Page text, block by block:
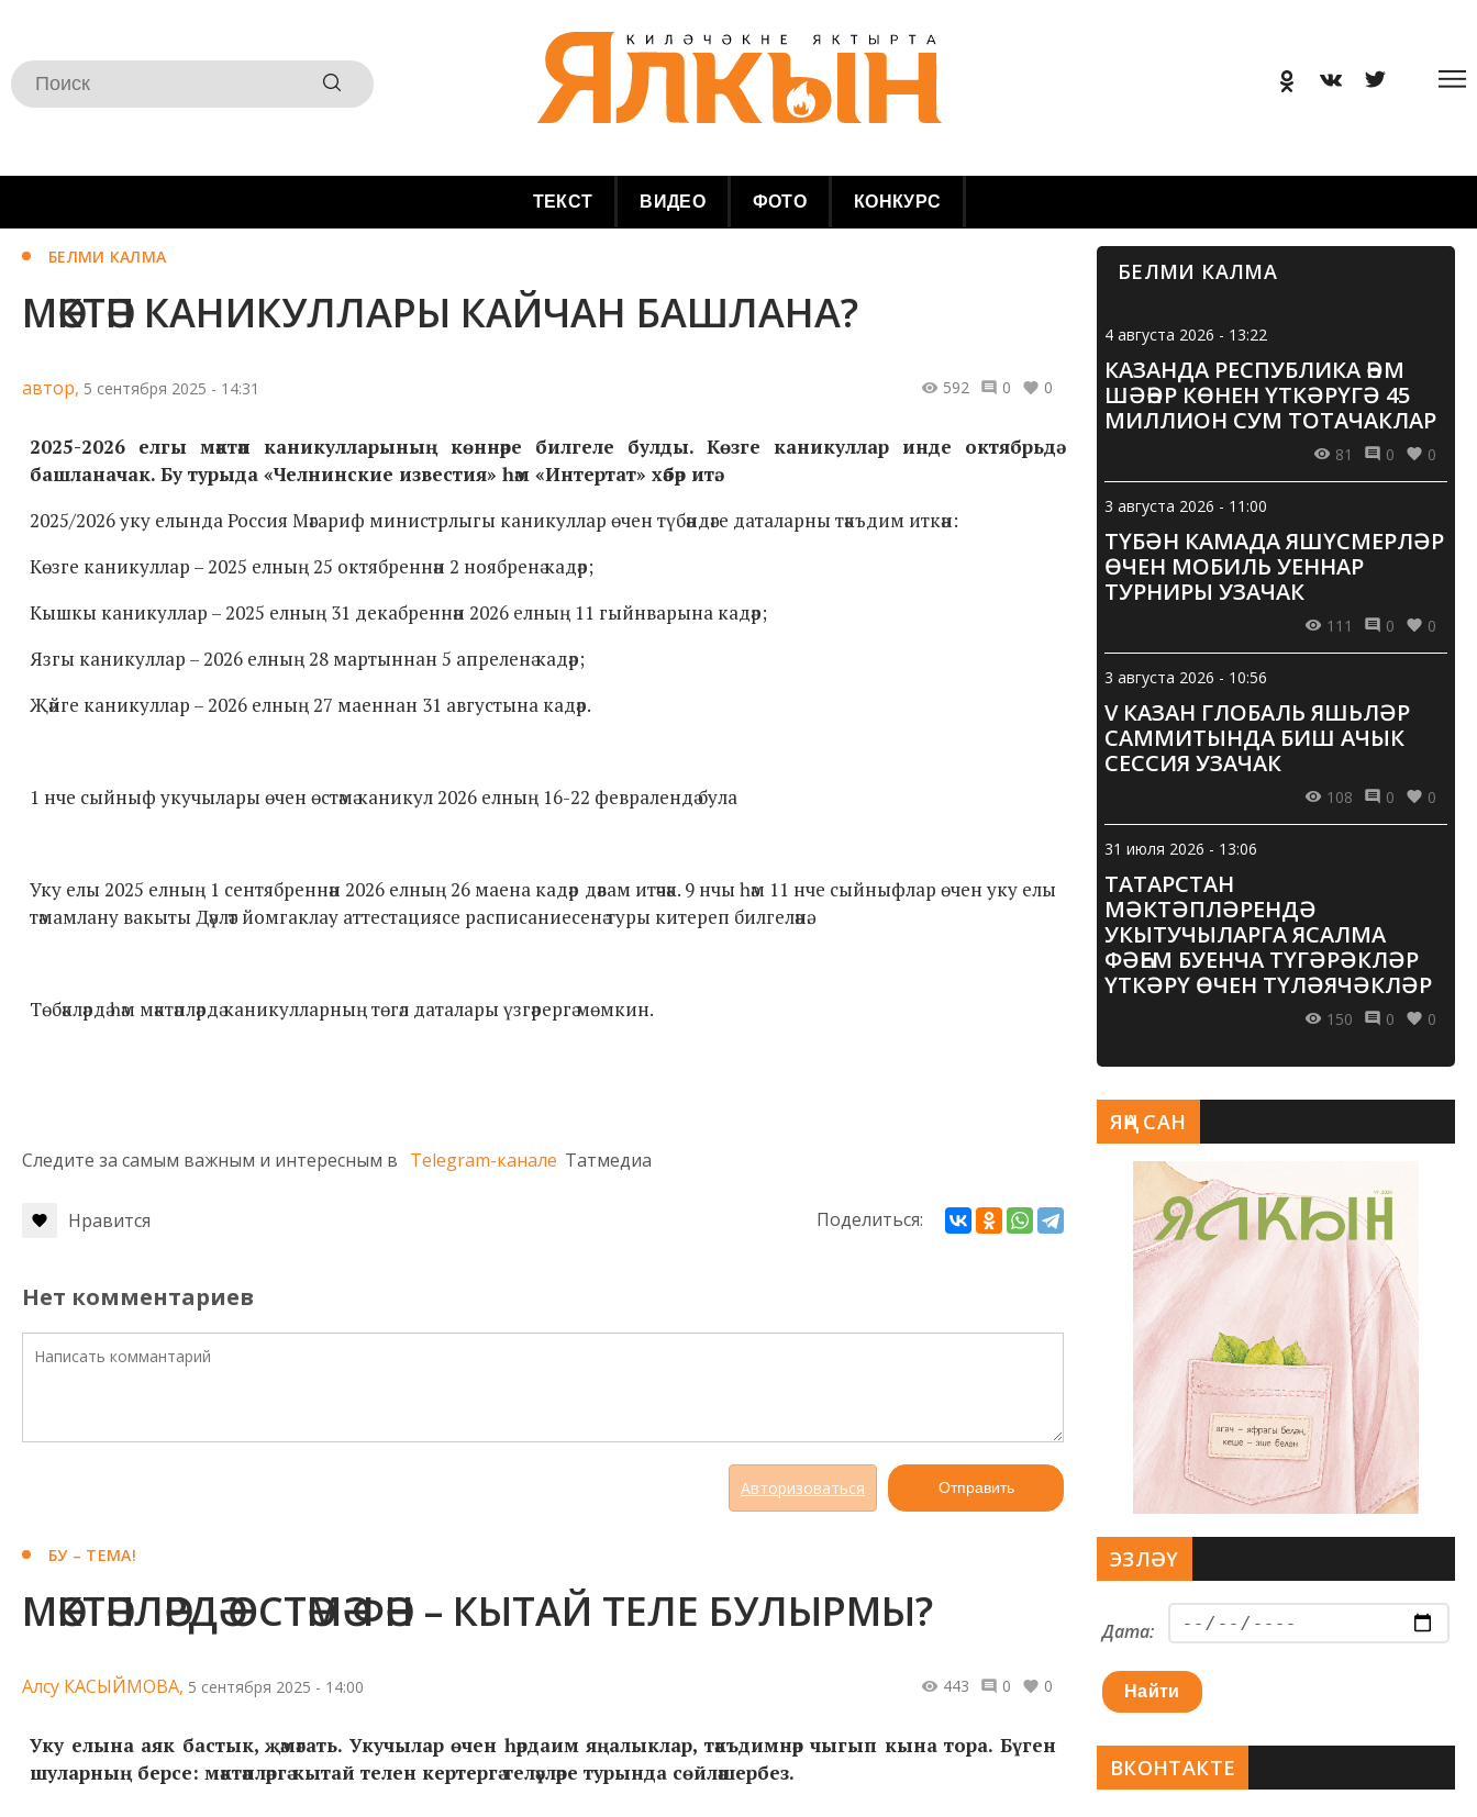
ТЕКСТ ВИДЕО ФОТО КОНКУРС
БЕЛМИ КАЛМА
МӘКТӘП КАНИКУЛЛАРЫ КАЙЧАН БАШЛАНА?
автор, 5 сентября 2025 - 14:31 592 0 0
2025-2026 елгы мәктәп каникулларының көннәре билгеле булды. Көзге каникуллар инде октябрьдә
башланачак. Бу турыда «Челнинские известия» һәм «Интертат» хәбәр итә.
2025/2026 уку елында Россия Мәгариф министрлыгы каникуллар өчен түбәндәге даталарны тәкъдим иткән:
Көзге каникуллар – 2025 елның 25 октябреннән 2 ноябренә кадәр;
Кышкы каникуллар – 2025 елның 31 декабреннән 2026 елның 11 гыйнварына кадәр;
Язгы каникуллар – 2026 елның 28 мартыннан 5 апреленә кадәр;
Җәйге каникуллар – 2026 елның 27 маеннан 31 августына кадәр.
1 нче сыйныф укучылары өчен өстәмә каникул 2026 елның 16-22 февралендә була
Уку елы 2025 елның 1 сентябреннән 2026 елның 26 маена кадәр дәвам итәчәк. 9 нчы һәм 11 нче сыйныфлар өчен уку елы
тәмамлану вакыты Дәүләт йомгаклау аттестациясе расписаниесенә туры китереп билгеләнә.
Төбәкләрдә һәм мәктәпләрдә каникулларның төгәл даталары үзгәрергә мөмкин.
Следите за самым важным и интересным в Telegram-канале Татмедиа
Нравится Поделиться:
Нет комментариев
Авторизоваться Отправить
БУ – ТЕМА!
МӘКТӘПЛӘРДӘ ӨСТӘМӘ ФӘН – КЫТАЙ ТЕЛЕ БУЛЫРМЫ?
Алсу КАСЫЙМОВА, 5 сентября 2025 - 14:00 443 0 0
Уку елына аяк бастык, җәмәгать. Укучылар өчен һәрдаим яңалыклар, тәкъдимнәр чыгып кынатора. Бүген
шуларның берсе: мәктәпләргә кытай телен кертергә теләүләре турында сөйләшербез.
БЕЛМИ КАЛМА
4 августа 2026 - 13:22
КАЗАНДА РЕСПУБЛИКА ҺӘМ
ШӘҺӘР КӨНЕН ҮТКӘРҮГӘ 45
МИЛЛИОН СУМ ТОТАЧАКЛАР
81 0 0
3 августа 2026 - 11:00
ТҮБӘН КАМАДА ЯШҮСМЕРЛӘР
ӨЧЕН МОБИЛЬ УЕННАР
ТУРНИРЫ УЗАЧАК
111 0 0
3 августа 2026 - 10:56
V КАЗАН ГЛОБАЛЬ ЯШЬЛӘР
САММИТЫНДА БИШ АЧЫК
СЕССИЯ УЗАЧАК
108 0 0
31 июля 2026 - 13:06
ТАТАРСТАН
МӘКТӘПЛӘРЕНДӘ
УКЫТУЧЫЛАРГА ЯСАЛМА
ФӘҺЕМ БУЕНЧА ТҮГӘРӘКЛӘР
ҮТКӘРҮ ӨЧЕН ТҮЛӘЯЧӘКЛӘР
150 0 0
ЯҢА САН
ЭЗЛӘҮ
Дата:
Найти
ВКОНТАКТЕ